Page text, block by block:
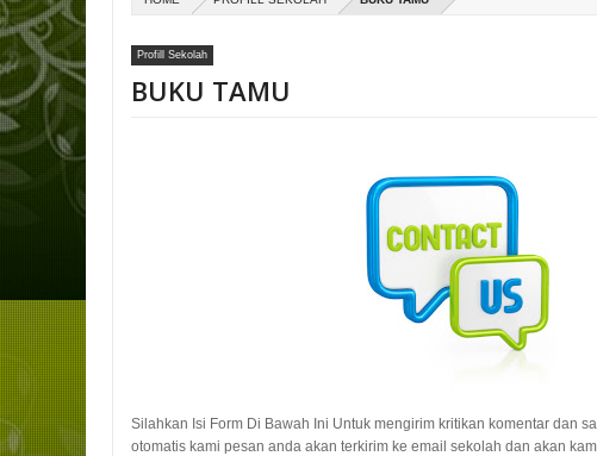
Profill Sekolah
BUKU TAMU
Silahkan Isi Form Di Bawah Ini Untuk mengirim kritikan komentar dan
otomatis kami pesan anda akan terkirim ke email sekolah dan akan